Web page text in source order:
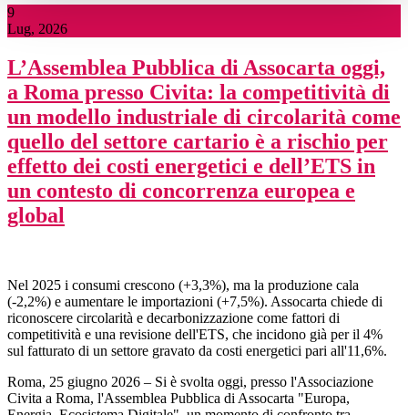
9
Lug, 2026
L’Assemblea Pubblica di Assocarta oggi,
a Roma presso Civita: la competitività di
un modello industriale di circolarità come
quello del settore cartario è a rischio per
effetto dei costi energetici e dell’ETS in
un contesto di concorrenza europea e
global
Nel 2025 i consumi crescono (+3,3%), ma la produzione cala
(-2,2%) e aumentare le importazioni (+7,5%). Assocarta chiede di
riconoscere circolarità e decarbonizzazione come fattori di
competitività e una revisione dell'ETS, che incidono già per il 4%
sul fatturato di un settore gravato da costi energetici pari all'11,6%.
Roma, 25 giugno 2026 – Si è svolta oggi, presso l'Associazione
Civita a Roma, l'Assemblea Pubblica di Assocarta "Europa,